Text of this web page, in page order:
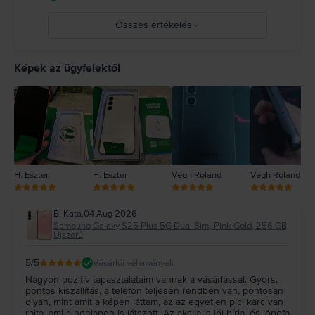
Összes értékelés
1
Képek az ügyfelektől
H. Eszter H. Eszter Végh Roland Végh Roland
B. Kata,04 Aug 2026
Samsung Galaxy S25 Plus 5G Dual Sim, Pink Gold, 256 GB,
Újszerű
5/5 Vásárlói vélemények
Nagyon pozitív tapasztalataim vannak a vásárlással. Gyors,
pontos kiszállítás, a telefon teljesen rendben van, pontosan
olyan, mint amit a képen láttam, az az egyetlen pici karc van